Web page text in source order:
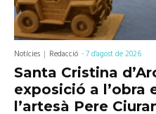
Notícies Redacció -7 d'agost de 2026
Santa Cristina
exposició a l’obra
l’artesà Pere